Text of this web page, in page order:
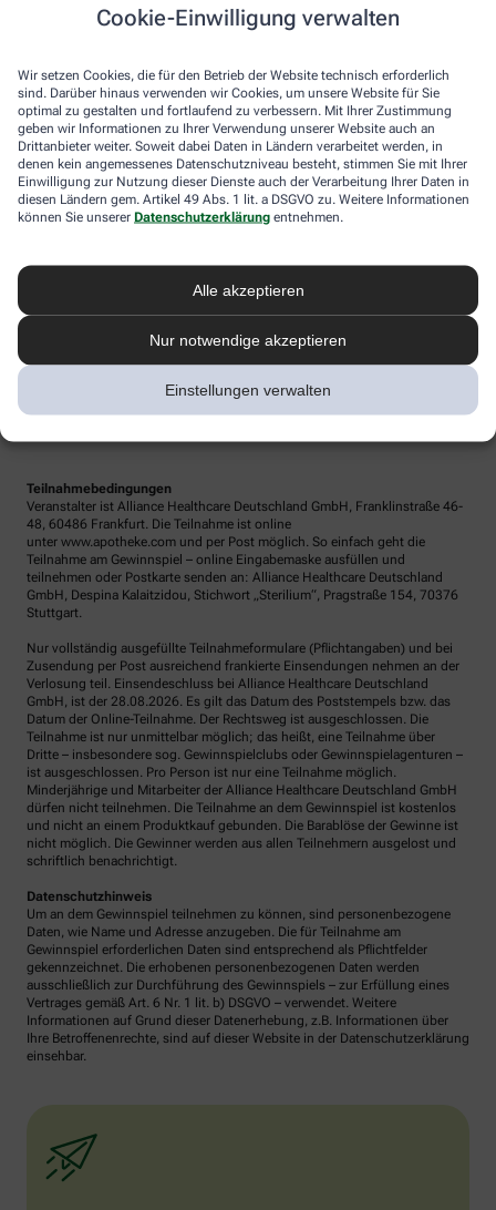
Cookie-Einwilligung verwalten
Wir setzen Cookies, die für den Betrieb der Website technisch erforderlich
sind. Darüber hinaus verwenden wir Cookies, um unsere Website für Sie
optimal zu gestalten und fortlaufend zu verbessern. Mit Ihrer Zustimmung
geben wir Informationen zu Ihrer Verwendung unserer Website auch an
Drittanbieter weiter. Soweit dabei Daten in Ländern verarbeitet werden, in
denen kein angemessenes Datenschutzniveau besteht, stimmen Sie mit Ihrer
Einwilligung zur Nutzung dieser Dienste auch der Verarbeitung Ihrer Daten in
diesen Ländern gem. Artikel 49 Abs. 1 lit. a DSGVO zu. Weitere Informationen
können Sie unserer Datenschutzerklärung entnehmen.
Alle akzeptieren
Nur notwendige akzeptieren
Einstellungen verwalten
Teilnahmebedingungen
Veranstalter ist Alliance Healthcare Deutschland GmbH, Franklinstraße 46-
48, 60486 Frankfurt. Die Teilnahme ist online
unter www.apotheke.com und per Post möglich. So einfach geht die
Teilnahme am Gewinnspiel – online Eingabemaske ausfüllen und
teilnehmen oder Postkarte senden an: Alliance Healthcare Deutschland
GmbH, Despina Kalaitzidou, Stichwort „Sterilium“, Pragstraße 154, 70376
Stuttgart.
Nur vollständig ausgefüllte Teilnahmeformulare (Pflichtangaben) und bei
Zusendung per Post ausreichend frankierte Einsendungen nehmen an der
Verlosung teil. Einsendeschluss bei Alliance Healthcare Deutschland
GmbH, ist der 28.08.2026. Es gilt das Datum des Poststempels bzw. das
Datum der Online-Teilnahme. Der Rechtsweg ist ausgeschlossen. Die
Teilnahme ist nur unmittelbar möglich; das heißt, eine Teilnahme über
Dritte – insbesondere sog. Gewinnspielclubs oder Gewinnspielagenturen –
ist ausgeschlossen. Pro Person ist nur eine Teilnahme möglich.
Minderjährige und Mitarbeiter der Alliance Healthcare Deutschland GmbH
dürfen nicht teilnehmen. Die Teilnahme an dem Gewinnspiel ist kostenlos
und nicht an einem Produktkauf gebunden. Die Barablöse der Gewinne ist
nicht möglich. Die Gewinner werden aus allen Teilnehmern ausgelost und
schriftlich benachrichtigt.
Datenschutzhinweis
Um an dem Gewinnspiel teilnehmen zu können, sind personenbezogene
Daten, wie Name und Adresse anzugeben. Die für Teilnahme am
Gewinnspiel erforderlichen Daten sind entsprechend als Pflichtfelder
gekennzeichnet. Die erhobenen personenbezogenen Daten werden
ausschließlich zur Durchführung des Gewinnspiels – zur Erfüllung eines
Vertrages gemäß Art. 6 Nr. 1 lit. b) DSGVO – verwendet. Weitere
Informationen auf Grund dieser Datenerhebung, z.B. Informationen über
Ihre Betroffenenrechte, sind auf dieser Website in der Datenschutzerklärung
einsehbar.